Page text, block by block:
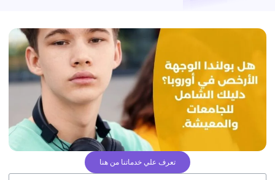
تعرف علي خدماتنا من هنا